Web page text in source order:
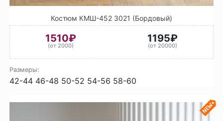
Костюм КМШ-452 3021 (Бордовый)
1510₽
(от 2000)
1195₽
(от 20000)
Размеры:
42-44 46-48 50-52 54-56 58-60